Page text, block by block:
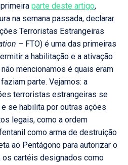
parte deste artigo,
na semana passada, declarar
Terroristas Estrangeiras
– FTO) é uma das primeiras
a habilitação e a ativação
mencionamos é quais eram
parte. Vejamos: a
terroristas estrangeiras se
se habilita por outras ações
legais, como a ordem
como arma de destruição
ao Pentágono para autorizar o
os cartéis designados como